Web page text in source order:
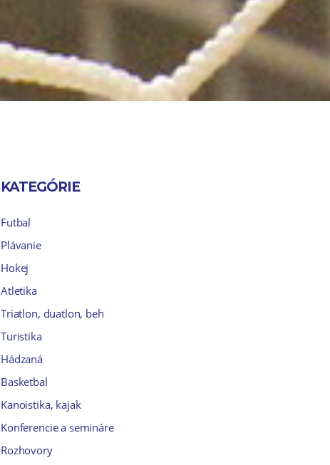
KATEGÓRIE
Futbal
Plávanie
Hokej
Atletika
Triatlon, duatlon, beh
Turistika
Hádzaná
Basketbal
Kanoistika, kajak
Konferencie a semináre
Rozhovory